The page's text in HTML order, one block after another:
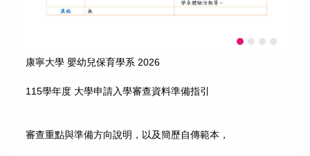
康寧大學 嬰幼兒保育學系 2026
115學年度 大學申請入學審查資料準備指引
審查重點與準備方向說明，以及簡歷自傳範本，